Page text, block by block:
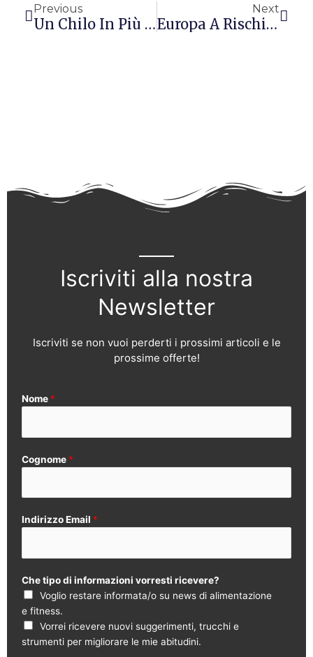
Previous
Un Chilo In Più Nell’uovo Di Pasqua
Next
Europa A Rischio Salmonella
Iscriviti alla nostra
Newsletter
Iscriviti se non vuoi perderti i prossimi articoli e le
prossime offerte!
Nome *
Cognome *
Indirizzo Email *
Che tipo di informazioni vorresti ricevere?
Voglio restare informata/o su news di alimentazione
e fitness.
Vorrei ricevere nuovi suggerimenti, trucchi e
strumenti per migliorare le mie abitudini.